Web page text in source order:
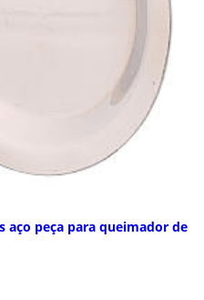
aço peça para queimador de